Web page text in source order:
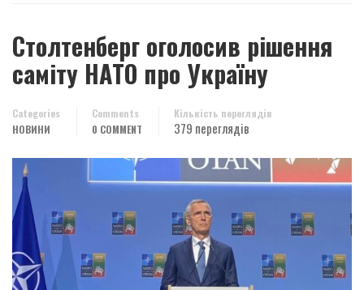
Столтенберг оголосив рішення
саміту НАТО про Україну
Categories
НОВИНИ
Comments
0 COMMENT
Кількість переглядів
379 переглядів